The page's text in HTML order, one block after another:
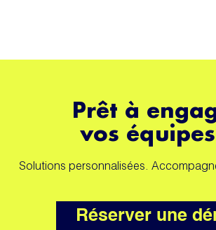
Prêt à
vos
Solutions personnalisées.
Réserver une